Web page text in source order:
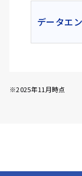
データエ
※2025年11月時点